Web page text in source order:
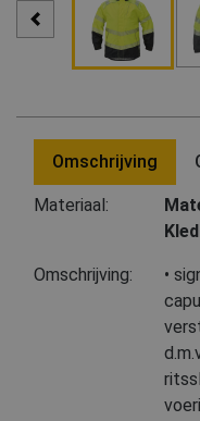
Omschrijving
Materiaal:
Omschrijving:
•